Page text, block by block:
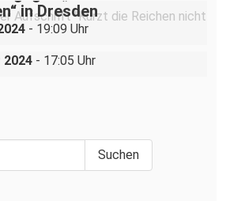
in Dresden
- 19:09 Uhr
(und bekommt) Stress
Neustadt
2024 - 17:05 Uhr